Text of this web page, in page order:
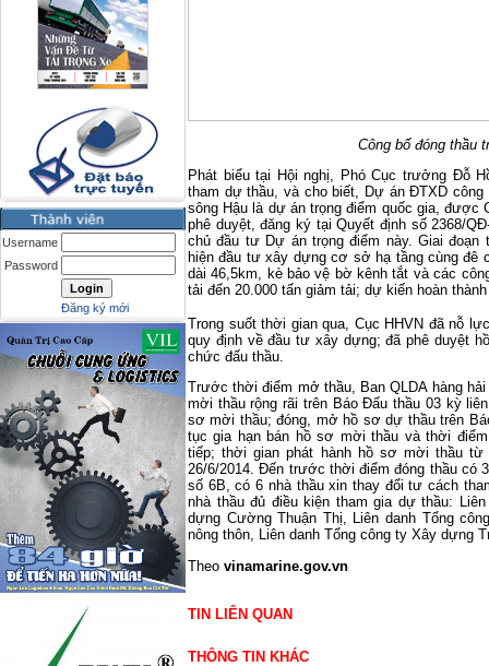
Username
Password
Đăng ký mới
Công bố đóng thầu trước
Phát biểu tại Hội nghị, Phó Cục trưởng Đỗ
tham dự thầu, và cho biết, Dự án ĐTXD
sông Hậu là dự án trọng điểm quốc gia, được
phê duyệt, đăng ký tại Quyết định số 2368/
chủ đầu tư Dự án trọng điểm này. Giai
hiện đầu tư xây dựng cơ sở hạ tầng cùng đê
dài 46,5km, kè bảo vệ bờ kênh tắt và các
tải đến 20.000 tấn giảm tải; dự kiến hoàn
Trong suốt thời gian qua, Cục HHVN đã nỗ
quy định về đầu tư xây dựng; đã phê duyệt
chức đấu thầu.
Trước thời điểm mở thầu, Ban QLDA hàng
mời thầu rộng rãi trên Báo Đấu thầu 03 kỳ
sơ mời thầu; đóng, mở hồ sơ dự thầu trên
tục gia hạn bán hồ sơ mời thầu và thời
tiếp; thời gian phát hành hồ sơ mời thầu từ
26/6/2014. Đến trước thời điểm đóng thầu có
số 6B, có 6 nhà thầu xin thay đổi tư cách
nhà thầu đủ điều kiện tham gia dự thầu:
dựng Cường Thuận Thị, Liên danh Tổng
nông thôn, Liên danh Tổng công ty Xây dựng
Theo vinamarine.gov.vn
TIN LIÊN QUAN
THÔNG TIN KHÁC